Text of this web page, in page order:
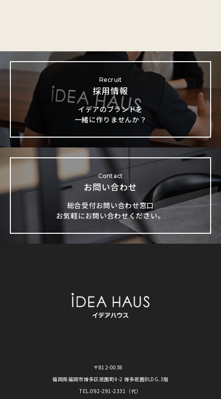
Recruit
採用情報
イデアのブランドを
一緒に作りませんか？
Contact
お問い合わせ
総合受付お問い合わせ窓口
お気軽にお問い合わせください。
〒812-0038
福岡県福岡市博多区祇園町4-2 博多祇園BLDG.3階
TEL.092-291-2331
（代）